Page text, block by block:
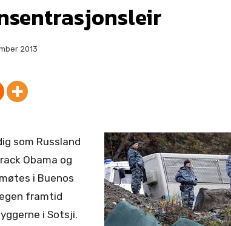
2013
som Russland
Obama og
i Buenos
framtid
i Sotsji.